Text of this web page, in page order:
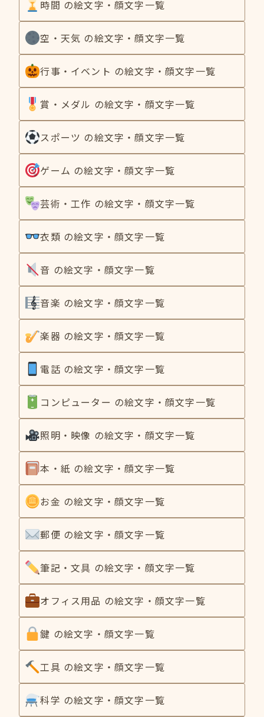
時間 の絵文字・顔文字一覧
空・天気 の絵文字・顔文字一覧
行事・イベント の絵文字・顔文字一覧
賞・メダル の絵文字・顔文字一覧
スポーツ の絵文字・顔文字一覧
ゲーム の絵文字・顔文字一覧
芸術・工作 の絵文字・顔文字一覧
衣類 の絵文字・顔文字一覧
音 の絵文字・顔文字一覧
音楽 の絵文字・顔文字一覧
楽器 の絵文字・顔文字一覧
電話 の絵文字・顔文字一覧
コンピューター の絵文字・顔文字一覧
照明・映像 の絵文字・顔文字一覧
本・紙 の絵文字・顔文字一覧
お金 の絵文字・顔文字一覧
郵便 の絵文字・顔文字一覧
筆記・文具 の絵文字・顔文字一覧
オフィス用品 の絵文字・顔文字一覧
鍵 の絵文字・顔文字一覧
工具 の絵文字・顔文字一覧
科学 の絵文字・顔文字一覧